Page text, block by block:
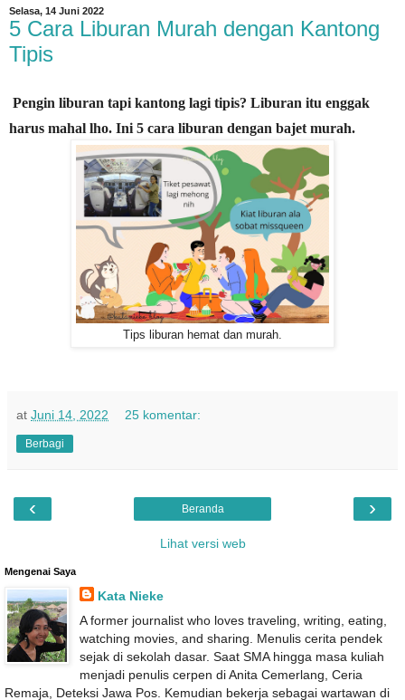
Selasa, 14 Juni 2022
5 Cara Liburan Murah dengan Kantong
Tipis
Pengin liburan tapi kantong lagi tipis? Liburan itu enggak
harus mahal lho. Ini 5 cara liburan dengan bajet murah.
Tips liburan hemat dan murah.
at Juni 14, 2022 25 komentar:
Berbagi
‹ ›
Beranda
Lihat versi web
Mengenai Saya
Kata Nieke
A former journalist who loves traveling, writing, eating,
watching movies, and sharing. Menulis cerita pendek
sejak di sekolah dasar. Saat SMA hingga masa kuliah
menjadi penulis cerpen di Anita Cemerlang, Ceria
Remaja, Deteksi Jawa Pos. Kemudian bekerja sebagai wartawan di